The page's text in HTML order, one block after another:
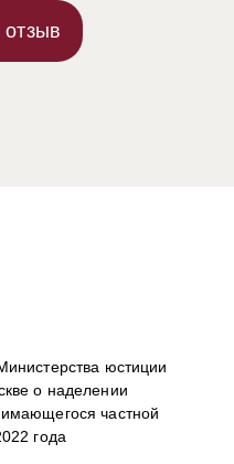
отзыв
юстиции
о наделении
частной
года